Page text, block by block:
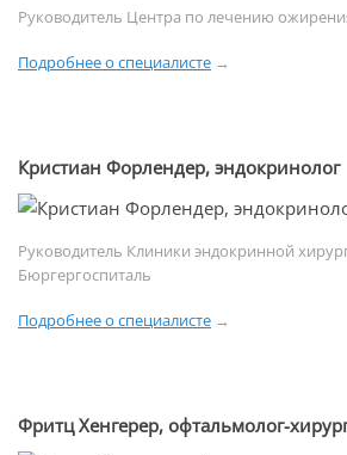
Руководитель Центра по лечению
Подробнее о специалисте →
Кристиан Форлендер, эндокринолог
Руководитель Клиники эндокринной
Бюргергоспиталь
Подробнее о специалисте →
Фритц Хенгерер, офтальмолог-